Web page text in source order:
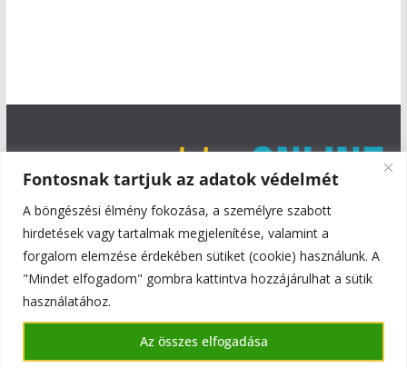
Fontosnak tartjuk az adatok védelmét
A böngészési élmény fokozása, a személyre szabott
hirdetések vagy tartalmak megjelenítése, valamint a
forgalom elemzése érdekében sütiket (cookie) használunk. A
"Mindet elfogadom" gombra kattintva hozzájárulhat a sütik
használatához.
Az összes elfogadása
Copyright © 2026Szentmiklós Online
Theme:ColorMagby ThemeGrill. Powered byWordPress.